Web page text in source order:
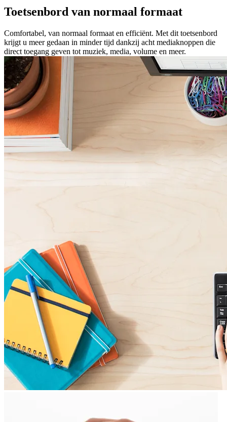
Toetsenbord van normaal formaat
Comfortabel, van normaal formaat en efficiënt. Met dit toetsenbord
krijgt u meer gedaan in minder tijd dankzij acht mediaknoppen die
direct toegang geven tot muziek, media, volume en meer.